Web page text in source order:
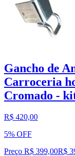
Gancho de
Carroceria
Cromado -
R$ 420,00
5% OFF
Preço R$ 399,00R$